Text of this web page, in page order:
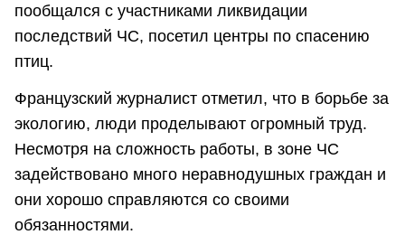
пообщался с участниками ликвидации
последствий ЧС, посетил центры по спасению
птиц.
Французский журналист отметил, что в борьбе за
экологию, люди проделывают огромный труд.
Несмотря на сложность работы, в зоне ЧС
задействовано много неравнодушных граждан и
они хорошо справляются со своими
обязанностями.